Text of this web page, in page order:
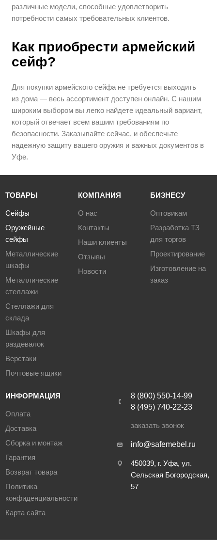
различные модели, способные удовлетворить
потребности самых требовательных клиентов.
Как приобрести армейский
сейф?
Для покупки армейского сейфа не требуется выходить
из дома — весь ассортимент доступен онлайн. С нашим
широким выбором вы легко найдете идеальный вариант,
который отвечает всем вашим требованиям по
безопасности. Заказывайте сейчас, и обеспечьте
надежную защиту вашего оружия и важных документов в
Уфе.
ТОВАРЫ
Сейфы
Оружейные
сейфы
Металлические
шкафы
Металлические
стеллажи
Стеллажи для
склада
Шкафы для
раздевалок
Верстаки
Почтовые ящики
КОМПАНИЯ
О нас
Контакты
Наши клиенты
Отзывы
Новости
БИЗНЕСУ
Оптовикам
Разработка ТЗ
для торгов
Проектирование
Изготовление на
заказ
ИНФОРМАЦИЯ
Оплата
Доставка
Сборка и монтаж
Гарантия
Возврат товара
Политика
конфиденциальности
Карта сайта
8 (800) 550-14-99
8 (495) 740-22-23
заказать звонок
info@safemebel.ru
450039, г. Уфа, ул.
Сельская Богородская,
57